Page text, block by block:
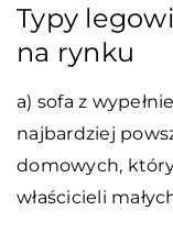
Typy
na rynku
a) sofa z
najbardziej
domowych,
właścicieli